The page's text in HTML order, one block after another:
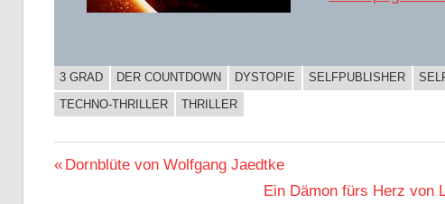
BUCHIGES
3 GRAD DER COUNTDOWN DYSTOPIE SELFPUBLISHER
TECHNO-THRILLER
THRILLER
Beitragsnavigation
Vorheriger
Dornblüte von Wolfgang Jaedtke
Nächster
Ein Dämon fürs Herz von